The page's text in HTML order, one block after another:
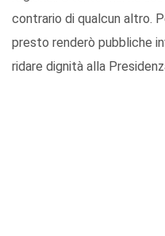
contrario di qualcun altro.
presto renderò pubbliche
ridare dignità alla